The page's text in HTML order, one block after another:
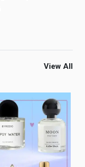
View All